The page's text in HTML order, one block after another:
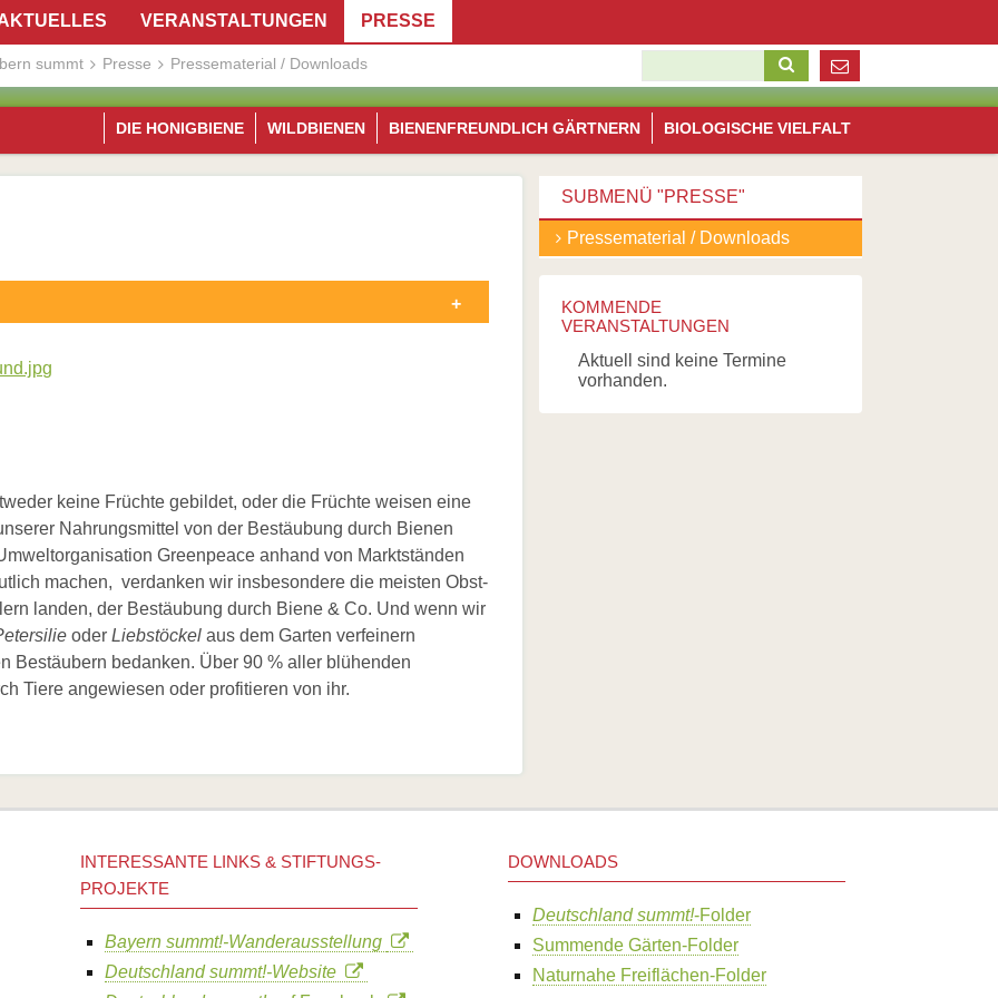
VERANSTALTUNGEN
PRESSE
summt Presse Pressematerial / Downloads
DIE HONIGBIENE WILDBIENEN BIENENFREUNDLICH GÄRTNERN BIOLOGISCHE VIELFALT
keine Früchte gebildet, oder die Früchte weisen eine
Nahrungsmittel von der Bestäubung durch Bienen
Greenpeace anhand von Marktständen
machen, verdanken wir insbesondere die meisten Obst-
landen, der Bestäubung durch Biene & Co. Und wenn wir
oder Liebstöckel aus dem Garten verfeinern
Bestäubern bedanken. Über 90 % aller blühenden
Tiere angewiesen oder profitieren von ihr.
SUBMENÜ "PRESSE"
Navigation
überspringen
Pressematerial / Downloads
KOMMENDE
VERANSTALTUNGEN
Aktuell sind keine Termine
vorhanden.
INTERESSANTE LINKS & STIFTUNGS-
PROJEKTE
Bayern summt!-Wanderausstellung
Deutschland summt!-Website
DOWNLOADS
Deutschland summt!-Folder
Summende Gärten-Folder
Naturnahe Freiflächen-Folder